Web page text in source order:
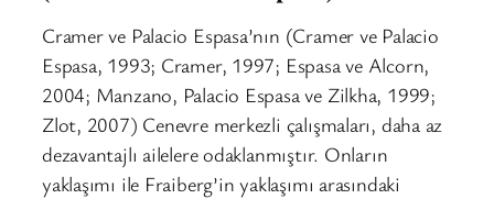
Cramer ve Palacio Espasa’nın (Cramer ve Palacio
Espasa, 1993; Cramer, 1997; Espasa ve Alcorn,
2004; Manzano, Palacio Espasa ve Zilkha, 1999;
Zlot, 2007) Cenevre merkezli çalışmaları, daha az
dezavantajlı ailelere odaklanmıştır. Onların
yaklaşımı ile Fraiberg’in yaklaşımı arasındaki